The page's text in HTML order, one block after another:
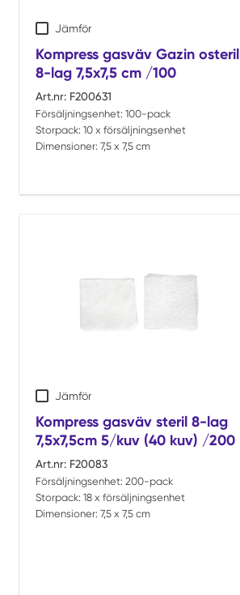
Jämför
Kompress gasväv Gazin osteril
8-lag 7,5x7,5 cm /100
Art.nr: F200631
Försäljningsenhet: 100-pack
Storpack: 10 x försäljningsenhet
Dimensioner: 7,5 x 7,5 cm
Jämför
Kompress gasväv steril 8-lag
7,5x7,5cm 5/kuv (40 kuv) /200
Art.nr: F20083
Försäljningsenhet: 200-pack
Storpack: 18 x försäljningsenhet
Dimensioner: 7,5 x 7,5 cm